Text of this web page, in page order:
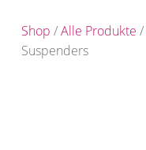
Shop /Alle Produkte /
Suspenders